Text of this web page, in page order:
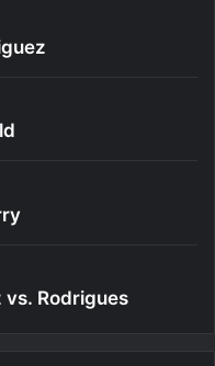
vs. Rodrigues